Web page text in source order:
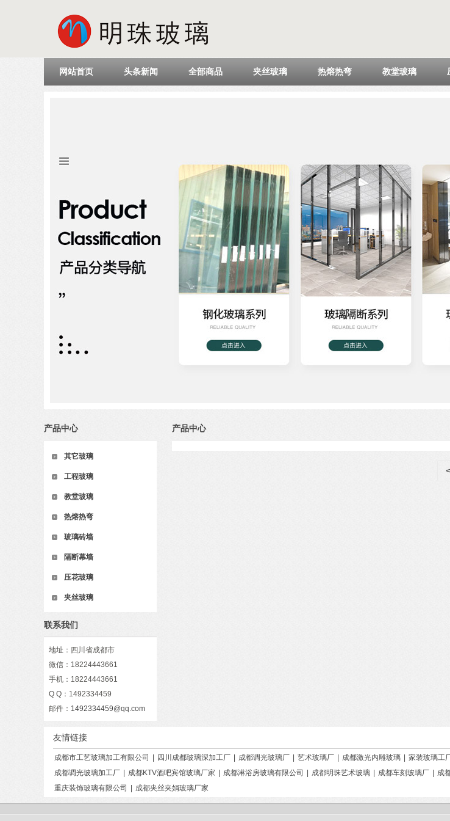
网站首页 头条新闻 全部商品 夹丝玻璃 热熔热弯 教堂玻璃
产品中心
其它玻璃
工程玻璃
教堂玻璃
热熔热弯
玻璃砖墙
隔断幕墙
压花玻璃
夹丝玻璃
联系我们
地址：四川省成都市
微信：18224443661
手机：18224443661
Q Q：1492334459
邮件： 1492334459@qq.com
产品中心
友情链接
成都市工艺玻璃加工有限公司 四川成都玻璃深加工厂 成都调光玻璃厂 艺术玻璃厂 成都激光内雕玻璃 家装玻璃工
成都调光玻璃加工厂
成都KTV酒吧宾馆玻璃厂家 成都淋浴房玻璃有限公司 成都明珠艺术玻璃 成都车刻玻璃厂 成
重庆装饰玻璃有限公司
成都夹丝夹娟玻璃厂家